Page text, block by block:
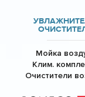
Мойка
Клим.
Очистители